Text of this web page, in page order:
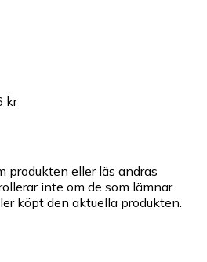
kr
produkten eller läs andras
inte om de som lämnar
köpt den aktuella produkten.